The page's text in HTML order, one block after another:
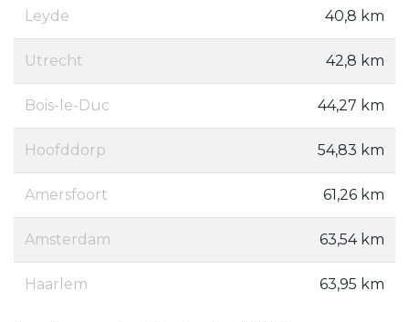
Leyde 40,8 km
Utrecht 42,8 km
Bois-le-Duc 44,27 km
Hoofddorp 54,83 km
Amersfoort 61,26 km
Amsterdam 63,54 km
Haarlem 63,95 km